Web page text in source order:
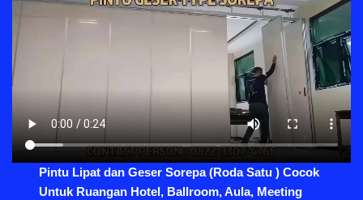
Pintu Lipat dan Geser Sorepa (Roda Satu ) Cocok
Untuk Ruangan Hotel, Ballroom, Aula, Meeting